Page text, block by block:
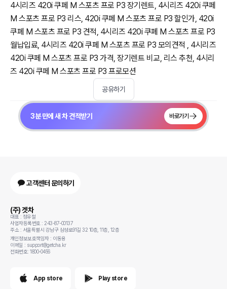
4시리즈 420i 쿠페 M 스포츠 프로 P3 장기렌트, 4시리즈 420i 쿠페
M 스포츠 프로 P3 리스, 420i 쿠페 M 스포츠 프로 P3 할인가, 420i
쿠페 M 스포츠 프로 P3 견적, 4시리즈 420i 쿠페 M 스포츠 프로 P3
월납입료, 4시리즈 420i 쿠페 M 스포츠 프로 P3 모의견적 , 4시리즈
420i 쿠페 M 스포츠 프로 P3 가격, 장기렌트 비교, 리스 추천, 4시리
즈 420i 쿠페 M 스포츠 프로 P3 프로모션
공유하기
3분 만에 새 차 견적받기 바로가기
고객센터 문의하기
(주) 겟차
대표 : 정유철
사업자등록번호 : 243-87-00137
주소 : 서울특별시 강남구 삼성로91길 32 10층, 11층, 12층
개인정보보호책임자 : 이동용
이메일 : support@getcha.kr
전화번호: 1800-0456
App store Play store